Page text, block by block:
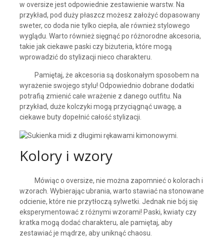
w oversize jest odpowiednie zestawienie warstw. Na
przykład, pod duży płaszcz możesz założyć dopasowany
sweter, co doda nie tylko ciepła, ale również stylowego
wyglądu. Warto również sięgnąć po różnorodne akcesoria,
takie jak ciekawe paski czy biżuteria, które mogą
wprowadzić do stylizacji nieco charakteru.
Pamiętaj, że akcesoria są doskonałym sposobem na
wyrażenie swojego stylu! Odpowiednio dobrane dodatki
potrafią zmienić całe wrażenie z danego outfitu. Na
przykład, duże kolczyki mogą przyciągnąć uwagę, a
ciekawe buty dopełnić całość stylizacji.
Kolory i wzory
Mówiąc o oversize, nie można zapomnieć o kolorach i
wzorach. Wybierając ubrania, warto stawiać na stonowane
odcienie, które nie przytłoczą sylwetki. Jednak nie bój się
eksperymentować z różnymi wzorami! Paski, kwiaty czy
kratka mogą dodać charakteru, ale pamiętaj, aby
zestawiać je mądrze, aby uniknąć chaosu.